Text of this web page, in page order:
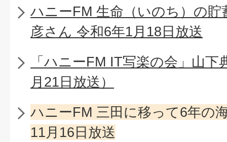
ハニーFM 生命（いのち）の貯
彦さん 令和6年1月18日放送
「ハニーFM IT写楽の会」山
月21日放送）
ハニーFM 三田に移って6年の
11月16日放送